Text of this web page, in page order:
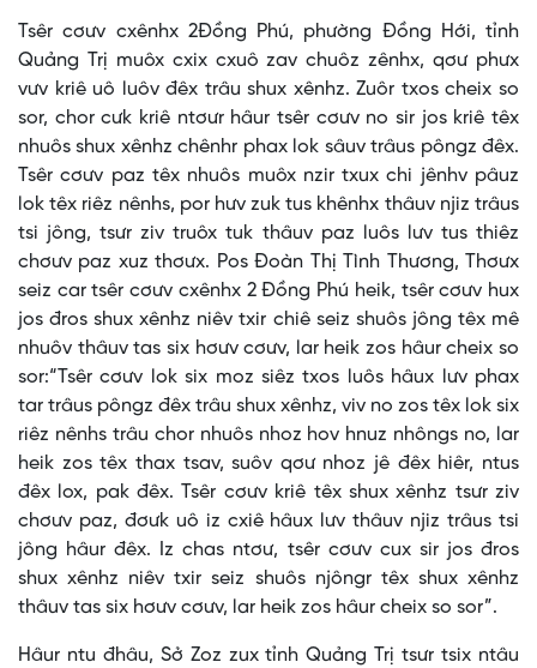
Tsêr cơưv cxênhx 2Đồng Phú, phường Đồng Hới, tỉnh
Quảng Trị muôx cxix cxuô zav chuôz zênhx, qơư phưx
vưv kriê uô luôv đêx trâu shux xênhz. Zuôr txos cheix so
sor, chor cưk kriê ntơưr hâur tsêr cơưv no sir jos kriê têx
nhuôs shux xênhz chênhr phax lok sâuv trâus pôngz đêx.
Tsêr cơưv paz têx nhuôs muôx nzir txux chi jênhv pâuz
lok têx riêz nênhs, por hưv zuk tus khênhx thâuv njiz trâus
tsi jông, tsưr ziv truôx tuk thâuv paz luôs lưv tus thiêz
chơưv paz xuz thơưx. Pos Đoàn Thị Tình Thương, Thơưx
seiz car tsêr cơưv cxênhx 2 Đồng Phú heik, tsêr cơưv hux
jos đros shux xênhz niêv txir chiê seiz shuôs jông têx mê
nhuôv thâuv tas six hơưv cơưv, lar heik zos hâur cheix so
sor:“Tsêr cơưv lok six moz siêz txos luôs hâux lưv phax
tar trâus pôngz đêx trâu shux xênhz, viv no zos têx lok six
riêz nênhs trâu chor nhuôs nhoz hov hnuz nhôngs no, lar
heik zos têx thax tsav, suôv qơư nhoz jê đêx hiêr, ntus
đêx lox, pak đêx. Tsêr cơưv kriê têx shux xênhz tsưr ziv
chơưv paz, đơưk uô iz cxiê hâux lưv thâuv njiz trâus tsi
jông hâur đêx. Iz chas ntơư, tsêr cơưv cux sir jos đros
shux xênhz niêv txir seiz shuôs njôngr têx shux xênhz
thâuv tas six hơưv cơưv, lar heik zos hâur cheix so sor”.
Hâur ntu đhâu, Sở Zoz zux tỉnh Quảng Trị tsưr tsix ntâu